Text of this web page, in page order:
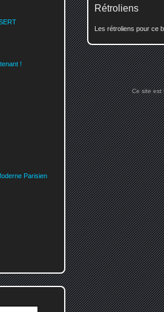
Rétroliens
Les rétroliens pour ce
!
Parisien
Ce site est